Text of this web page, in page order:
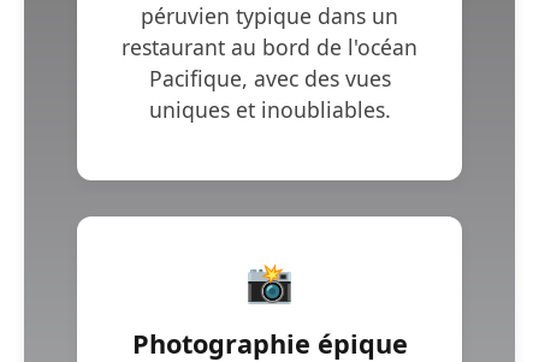
péruvien typique dans un
restaurant au bord de l'océan
Pacifique, avec des vues
uniques et inoubliables.
📸
Photographie épique